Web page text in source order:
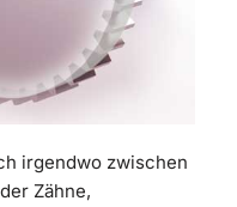
irgendwo zwischen
Zähne,